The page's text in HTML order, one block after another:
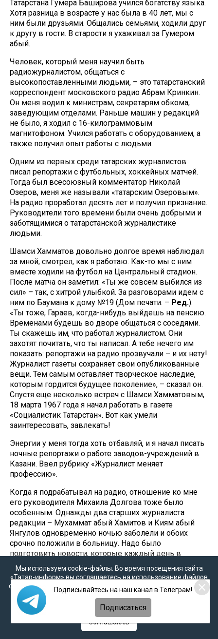
Татарстана Гумера Баширова учился богатству языка.
Хотя разница в возрасте у нас была в 40 лет, мы с
ним были друзьями. Общались семьями, ходили друг
к другу в гости. В старости я ухаживал за Гумером
абый.
Человек, который меня научил быть
радиожурналистом, общаться с
высокопоставленными людьми, – это татарстанский
корреспондент московского радио Абрам Кринкин.
Он меня водил к министрам, секретарям обкома,
заведующим отделами. Раньше машин у редакций
не было, я ходил с 16-килограммовым
магнитофоном. Учился работать с оборудованием, а
также получил опыт работы с людьми.
Одним из первых среди татарских журналистов
писал репортажи с футбольных, хоккейных матчей.
Тогда был всесоюзный комментатор Николай
Озеров, меня же называли «татарским Озеровым».
На радио проработал десять лет и получил признание.
Руководители того времени были очень добрыми и
заботящимися о татарстанской журналистике
людьми.
Шамси Хамматов довольно долгое время наблюдал
за мной, смотрел, как я работаю. Как-то мы с ним
вместе ходили на футбол на Центральный стадион.
После матча он заметил: «Ты же совсем выбился из
сил» – так, с хитрой улыбкой. За разговорами идем с
ним по Баумана к дому №19 (Дом печати. – Ред.).
«Ты тоже, Гараев, когда-нибудь выйдешь на пенсию.
Временами будешь во дворе общаться с соседями.
Ты скажешь им, что работал журналистом. Они
захотят почитать, что ты написал. А тебе нечего им
показать: репортажи на радио прозвучали – и их нету!
Журналист газеты сохраняет свои опубликованные
вещи. Тем самым оставляет творческое наследие,
которым гордится будущее поколение», – сказал он.
Спустя еще несколько встреч с Шамси Хамматовым,
18 марта 1967 года я начал работать в газете
«Социалистик Татарстан». Вот как умели
заинтересовать, завлекать!
Энергии у меня тогда хоть отбавляй, и я начал писать
ночные репортажи о работе заводов-учреждений в
Казани. Ввел рубрику «Журналист меняет
профессию».
Когда я подрабатывал на радио, отношение ко мне
его руководителя Михаила Долгова тоже было
особенным. Однажды два старших журналиста
редакции – Мухаммат абый Хамитов и Киям абый
Янгулов одновременно ночью заболели и обоих
срочно положили в больницу. Надо было
подготовить новости, которые каждый день в
вечернее время выходят в эфир. Михаил
Филиппович поручил это мне. С помощью опытных
сотрудников редакции я новости успел подготовить.
Их прочитали дикторы Амина Сафиуллина и Айрат
Арсланов.
На следующий день Михаил Филиппович сказал:
«После института тебя отправят в деревню учителем.
Мы используем cookie-файлы. Во время посещения сайта
«Татар-информ» вы соглашаетесь на использование файлов
cookie в соответствии с настоящим уведомлением, согласием
наобработку персональных данных,Политикой о
персональных данных
Политикой конфиденциальности
Соглашаюсь
Подписывайтесь на наш канал в Телеграм!
Подписаться